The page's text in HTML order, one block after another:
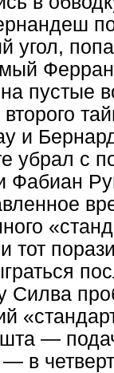
угол,
пустые
второго
и
убрал с
Фабиан
тот
Силва
—
в